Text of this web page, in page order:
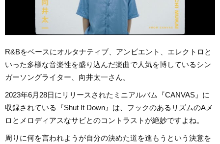
R&Bをベースにオルタナティブ、アンビエント、エレクトロと
いった多様な音楽性を盛り込んだ楽曲で人気を博しているシン
ガーソングライター、向井太一さん。
2023年6月28日にリリースされたミニアルバム『CANVAS』に
収録されている『Shut It Down』は、フックのあるリズムのAメ
ロとメロディアスなサビとのコントラストが絶妙ですよね。
周りに何を言われようが自分の決めた道を進もうという決意を